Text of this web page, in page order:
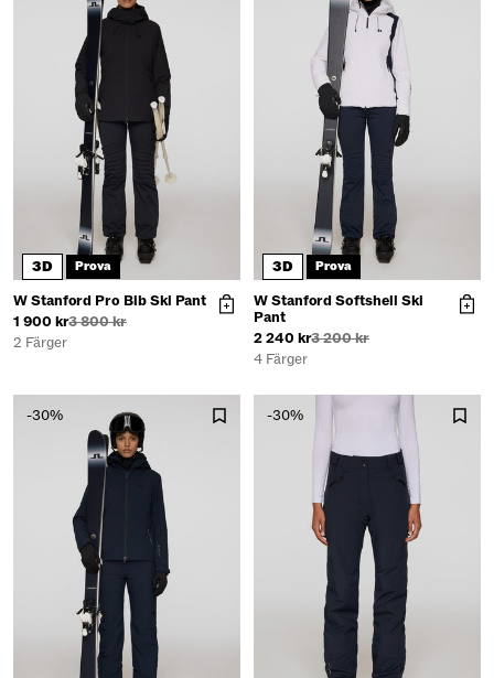
3D Prova
W Stanford Pro Bib Ski Pant
1 900 kr3 800 kr
2 Färger
3D Prova
W Stanford Softshell Ski
Pant
2 240 kr3 200 kr
4 Färger
-30% -30%